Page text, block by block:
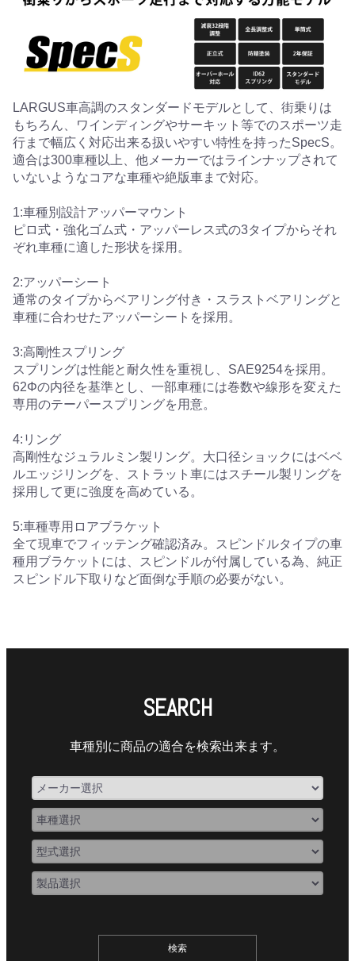
LARGUS車高調のスタンダードモデルとして、街乗りは
もちろん、ワインディングやサーキット等でのスポーツ走
行まで幅広く対応出来る扱いやすい特性を持ったSpecS。
適合は300車種以上、他メーカーではラインナップされて
いないようなコアな車種や絶版車まで対応。
1:車種別設計アッパーマウント
ピロ式・強化ゴム式・アッパーレス式の3タイプからそれ
ぞれ車種に適した形状を採用。
2:アッパーシート
通常のタイプからベアリング付き・スラストベアリングと
車種に合わせたアッパーシートを採用。
3:高剛性スプリング
スプリングは性能と耐久性を重視し、SAE9254を採用。
62Φの内径を基準とし、一部車種には巻数や線形を変えた
専用のテーパースプリングを用意。
4:リング
高剛性なジュラルミン製リング。大口径ショックにはベベ
ルエッジリングを、ストラット車にはスチール製リングを
採用して更に強度を高めている。
5:車種専用ロアブラケット
全て現車でフィッテング確認済み。スピンドルタイプの車
種用ブラケットには、スピンドルが付属している為、純正
スピンドル下取りなど面倒な手順の必要がない。
SEARCH
車種別に商品の適合を検索出来ます。